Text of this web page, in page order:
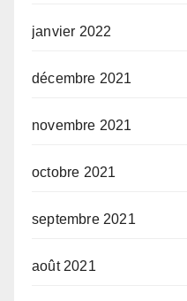
janvier 2022
décembre 2021
novembre 2021
octobre 2021
septembre 2021
août 2021